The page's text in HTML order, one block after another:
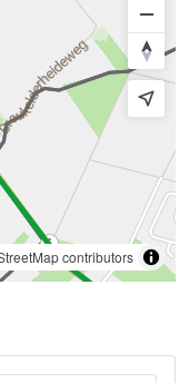
contributors